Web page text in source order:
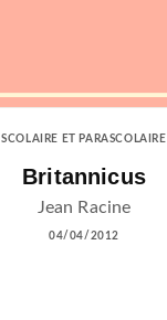
SCOLAIRE ET PARASCOLAIRE
Britannicus
Jean Racine
04/04/2012